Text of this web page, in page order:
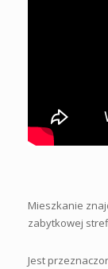
Mieszkanie
zabytkowej
Jest